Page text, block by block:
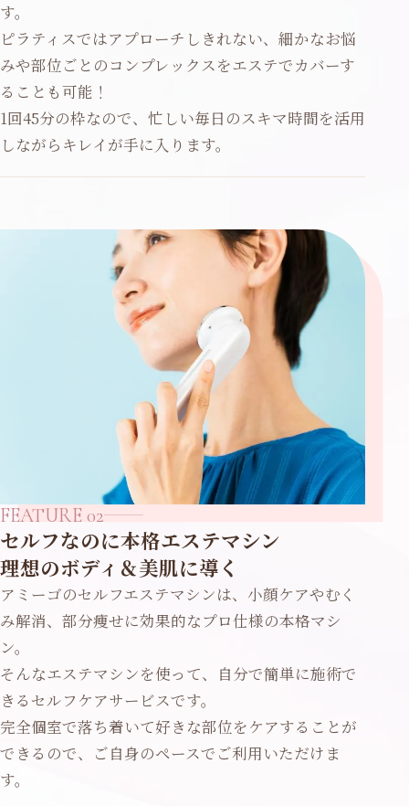
す。
ピラティスではアプローチしきれない、細かなお悩
みや部位ごとのコンプレックスをエステでカバーす
ることも可能！
1回45分の枠なので、忙しい毎日のスキマ時間を活用
しながらキレイが手に入ります。
FEATURE 02
セルフなのに本格エステマシン
理想のボディ＆美肌に導く
アミーゴのセルフエステマシンは、小顔ケアやむく
み解消、部分痩せに効果的なプロ仕様の本格マシ
ン。
そんなエステマシンを使って、自分で簡単に施術で
きるセルフケアサービスです。
完全個室で落ち着いて好きな部位をケアすることが
できるので、ご自身のペースでご利用いただけま
す。